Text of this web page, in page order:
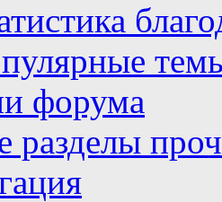
форума
разделы